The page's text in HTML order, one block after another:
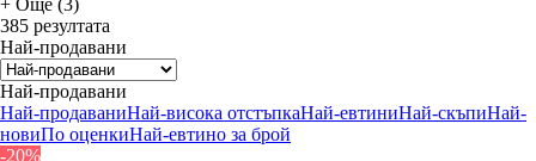
+ Още (3)
385 резултата
Най-продавани
Най-продавани
Най-продаваниНай-висока отстъпкаНай-евтиниНай-скъпиНай-
новиПо оценкиНай-евтино за брой
-20%